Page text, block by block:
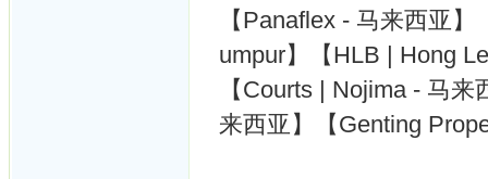
【Panaflex - 马来西亚
umpur】【HLB | Hong
【Courts | Nojima - 马
来西亚】【Genting